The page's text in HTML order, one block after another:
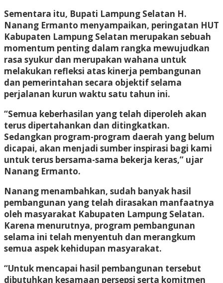
Sementara itu, Bupati Lampung Selatan H.
Nanang Ermanto menyampaikan, peringatan HUT
Kabupaten Lampung Selatan merupakan sebuah
momentum penting dalam rangka mewujudkan
rasa syukur dan merupakan wahana untuk
melakukan refleksi atas kinerja pembangunan
dan pemerintahan secara objektif selama
perjalanan kurun waktu satu tahun ini.
“Semua keberhasilan yang telah diperoleh akan
terus dipertahankan dan ditingkatkan.
Sedangkan program-program daerah yang belum
dicapai, akan menjadi sumber inspirasi bagi kami
untuk terus bersama-sama bekerja keras,” ujar
Nanang Ermanto.
Nanang menambahkan, sudah banyak hasil
pembangunan yang telah dirasakan manfaatnya
oleh masyarakat Kabupaten Lampung Selatan.
Karena menurutnya, program pembangunan
selama ini telah menyentuh dan merangkum
semua aspek kehidupan masyarakat.
“Untuk mencapai hasil pembangunan tersebut
dibutuhkan kesamaan persepsi serta komitmen